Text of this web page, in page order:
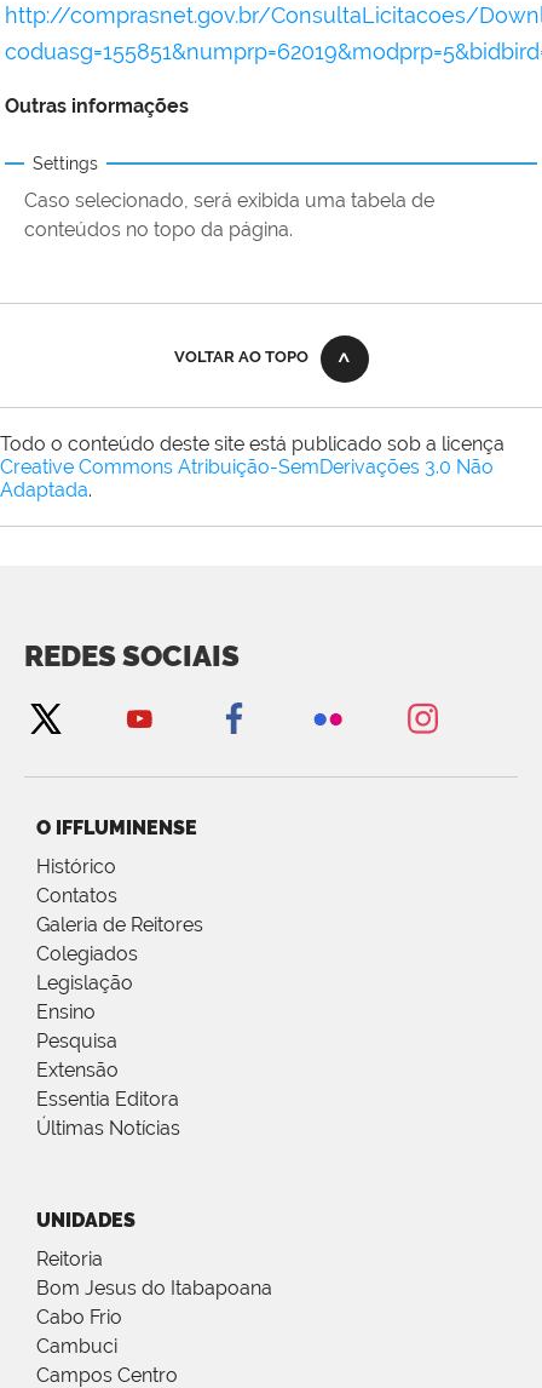
http://comprasnet.gov.br/ConsultaLicitacoes/
Outras informações
Settings
Caso selecionado, será exibida uma tabela de
conteúdos no topo da página.
VOLTAR AO TOPO
Todo o conteúdo deste site está publicado sob a licença
Creative Commons Atribuição-SemDerivações 3.0 Não
Adaptada.
REDES SOCIAIS
O IFFLUMINENSE
Histórico
Contatos
Galeria de Reitores
Colegiados
Legislação
Ensino
Pesquisa
Extensão
Essentia Editora
Últimas Notícias
UNIDADES
Reitoria
Bom Jesus do Itabapoana
Cabo Frio
Cambuci
Campos Centro